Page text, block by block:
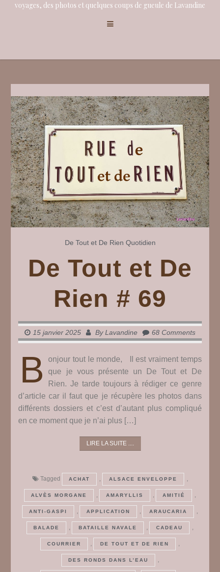
voyages, des photos et quelques coups de gueule de Lavandine
De Tout et De Rien Quotidien
De Tout et De
Rien # 69
15 janvier 2025 ByLavandine 68 Comments
B
onjour tout le monde, Il est vraiment temps
que je vous présente un De Tout et De
Rien. Je tarde toujours à rédiger ce genre
d’article car il faut que je récupère les photos dans
différents dossiers et c’est d’autant plus compliqué
en ce moment que je n’ai plus […]
LIRE LA SUITE ....
Tagged ACHAT , ALSACE ENVELOPPE ,
ALVÈS MORGANE , AMARYLLIS , AMITIÉ ,
ANTI-GASPI , APPLICATION , ARAUCARIA ,
BALADE , BATAILLE NAVALE , CADEAU ,
COURRIER , DE TOUT ET DE RIEN ,
DES RONDS DANS L’EAU ,